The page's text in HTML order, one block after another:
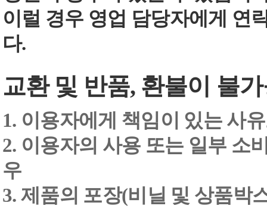
이럴 경우 영업 담당자에게 연
다.
교환 및 반품, 환불이 불
1. 이용자에게 책임이 있는 사
2. 이용자의 사용 또는 일부 소
우
3. 제품의 포장(비닐 및 상품박